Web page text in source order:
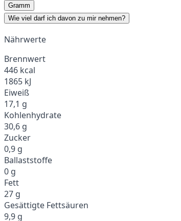
Gramm
Wie viel darf ich davon zu mir nehmen?
Nährwerte
Brennwert
446 kcal
1865 kJ
Eiweiß
17,1 g
Kohlenhydrate
30,6 g
Zucker
0,9 g
Ballaststoffe
0 g
Fett
27 g
Gesättigte Fettsäuren
9,9 g